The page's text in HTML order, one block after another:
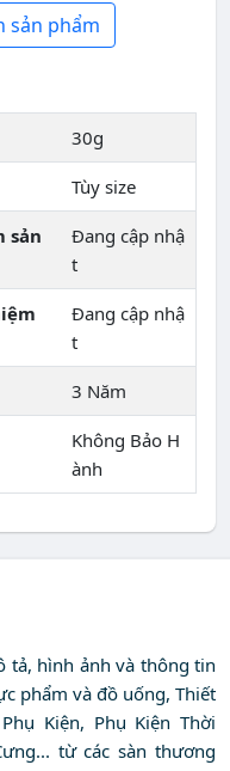
sản phẩm
30g
Tùy size
sản
Đang cập nhậ
t
Đang cập nhậ
t
3 Năm
Không Bảo H
ành
tả, hình ảnh và thông tin
phẩm và đồ uống, Thiết
Kiện, Phụ Kiện Thời
từ các sàn thương